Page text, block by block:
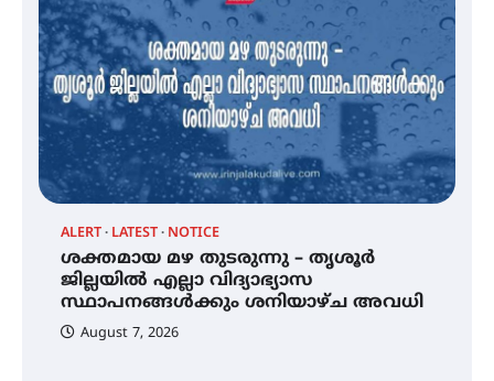
ALERT LATEST NOTICE
ശക്തമായ മഴ തുടരുന്നു – തൃശൂർ
ജില്ലയിൽ എല്ലാ വിദ്യാഭ്യാസ
സ്ഥാപനങ്ങൾക്കും ശനിയാഴ്ച അവധി
August 7, 2026
സെന്റ് ജോസഫ്സ് കോളജ്
കോമേഴ്‌സ് അസോസിയേഷന്
തുടക്കമായി
കോമേഴ്സ് എക്സ്പോയുമായി
എസ് എൻ ഹയർ സെക്കൻഡറി
വിദ്യാർത്ഥികൾ
സർഗ്ഗസാഹിതി- കവിതാസംഗമം
2026 കവിതാ ചർച്ച കാട്ടൂർ, ടി. കെ.
ബാലൻ ഹാളിൽ 16ന്